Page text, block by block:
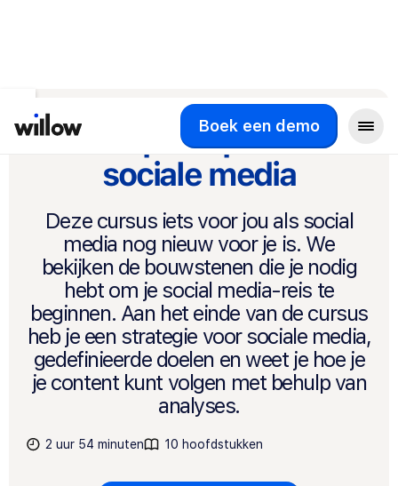
Boek een demo
Basisprincipes van
sociale media
Deze cursus iets voor jou als social
media nog nieuw voor je is. We
bekijken de bouwstenen die je nodig
hebt om je social media-reis te
beginnen. Aan het einde van de cursus
heb je een strategie voor sociale media,
gedefinieerde doelen en weet je hoe je
je content kunt volgen met behulp van
analyses.
2 uur 54 minuten 10 hoofdstukken